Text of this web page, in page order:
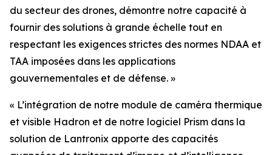
du secteur des drones, démontre notre capacité à
fournir des solutions à grande échelle tout en
respectant les exigences strictes des normes NDAA et
TAA imposées dans les applications
gouvernementales et de défense. »
« L’intégration de notre module de caméra thermique
et visible Hadron et de notre logiciel Prism dans la
solution de Lantronix apporte des capacités